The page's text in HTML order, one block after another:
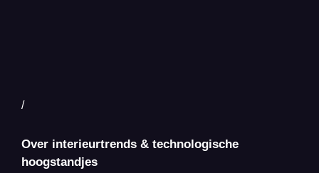
/
Over interieurtrends & technologische
hoogstandjes